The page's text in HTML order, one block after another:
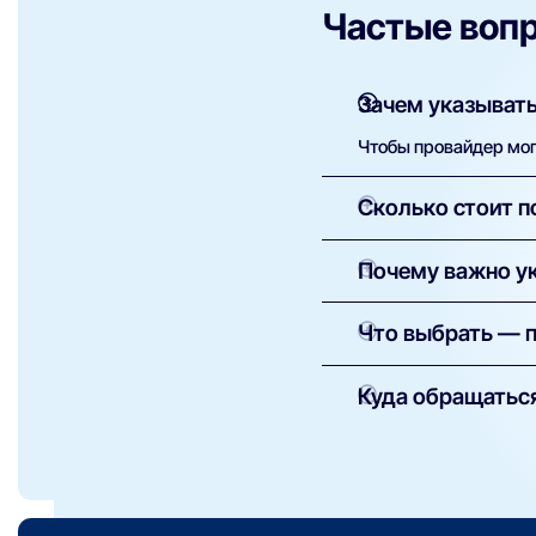
Частые
Зачем
Чтобы провайдер мог
Сколько стоит
оборудование —
Почему важно
провайдеры
Что выбрать —
стриминга.
Куда